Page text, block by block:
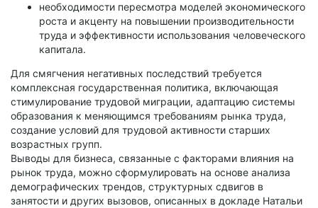
необходимости пересмотра моделей экономического
роста и акценту на повышении производительности
труда и эффективности использования человеческого
капитала.
Для смягчения негативных последствий требуется
комплексная государственная политика, включающая
стимулирование трудовой миграции, адаптацию системы
образования к меняющимся требованиям рынка труда,
создание условий для трудовой активности старших
возрастных групп.
Выводы для бизнеса, связанные с факторами влияния на
рынок труда, можно сформулировать на основе анализа
демографических трендов, структурных сдвигов в
занятости и других вызовов, описанных в докладе Натальи